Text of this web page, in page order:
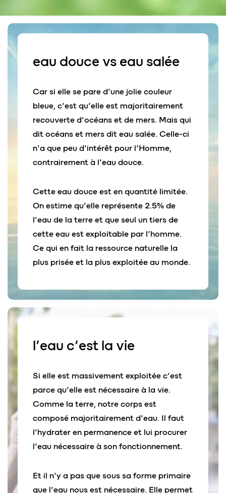
eau douce vs eau salée
Car si elle se pare d’une jolie couleur
bleue, c’est qu’elle est majoritairement
recouverte d’océans et de mers. Mais qui
dit océans et mers dit eau salée. Celle-ci
n’a que peu d’intérêt pour l’Homme,
contrairement à l’eau douce.
Cette eau douce est en quantité limitée.
On estime qu’elle représente 2.5% de
l’eau de la terre et que seul un tiers de
cette eau est exploitable par l’homme.
Ce qui en fait la ressource naturelle la
plus prisée et la plus exploitée au monde.
l’eau c’est la vie
Si elle est massivement exploitée c’est
parce qu’elle est nécessaire à la vie.
Comme la terre, notre corps est
composé majoritairement d’eau. Il faut
l’hydrater en permanence et lui procurer
l’eau nécessaire à son fonctionnement.
Et il n’y a pas que sous sa forme primaire
que l’eau nous est nécessaire. Elle permet